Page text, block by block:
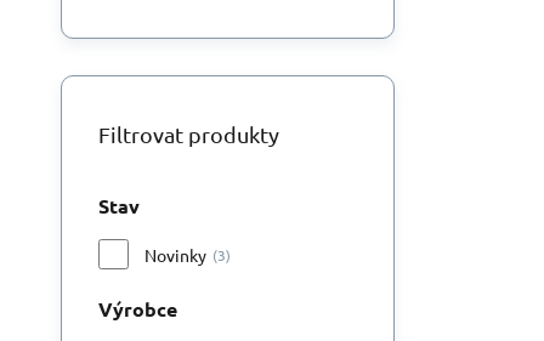
Filtrovat produkty
Stav
Novinky (3)
Výrobce